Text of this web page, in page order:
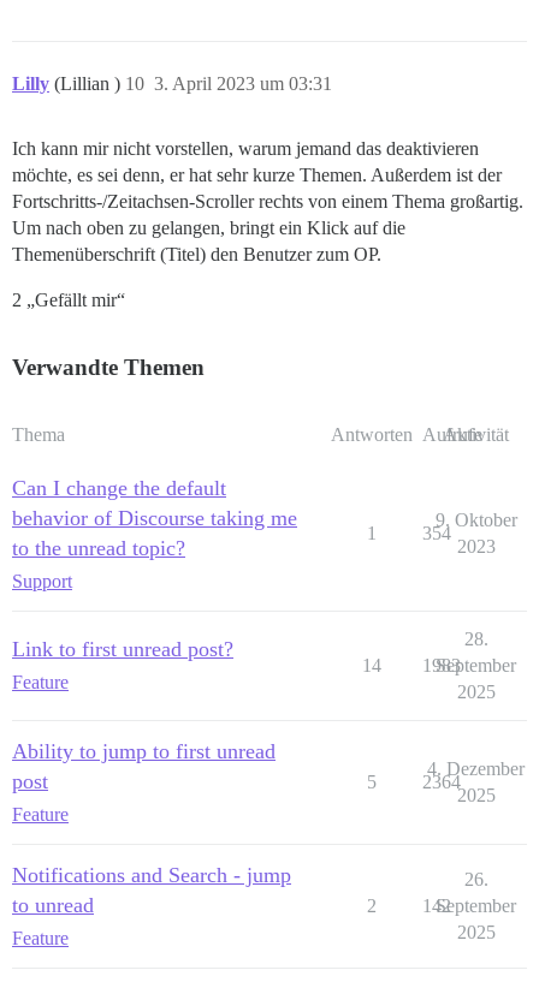
Lilly (Lillian ) 3. April 2023 um 03:31
10
Ich kann mir nicht vorstellen, warum jemand das deaktivieren
möchte, es sei denn, er hat sehr kurze Themen. Außerdem ist der
Fortschritts-/Zeitachsen-Scroller rechts von einem Thema großartig.
Um nach oben zu gelangen, bringt ein Klick auf die
Themenüberschrift (Titel) den Benutzer zum OP.
2 „Gefällt mir“
Verwandte Themen
Thema Antworten Aufrufe
Aktivität
Can I change the default
behavior of Discourse taking me
to the unread topic?
Support
1 354
9. Oktober
2023
Link to first unread post?
Feature
14 1983
28.
September
2025
Ability to jump to first unread
post
Feature
5 2364
4. Dezember
2025
Notifications and Search - jump
to unread
Feature
2 142
26.
September
2025